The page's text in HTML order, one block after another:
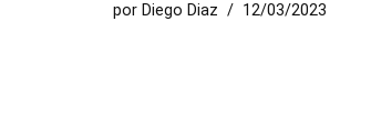
por Diego Diaz 12/03/2023